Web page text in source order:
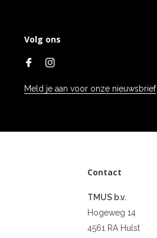
Volg ons
Meld je aan voor onze nieuwsbrief
Contact
TMUS b.v.
Hogeweg 14
4561 RA Hulst